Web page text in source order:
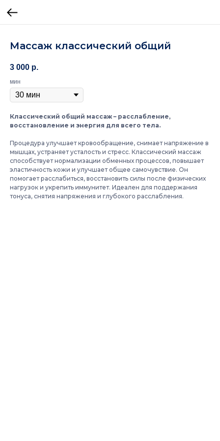
Массаж классический общий
3 000 р.
мин
Классический общий массаж – расслабление,
восстановление и энергия для всего тела.
Процедура улучшает кровообращение, снимает напряжение в
мышцах, устраняет усталость и стресс. Классический массаж
способствует нормализации обменных процессов, повышает
эластичность кожи и улучшает общее самочувствие. Он
помогает расслабиться, восстановить силы после физических
нагрузок и укрепить иммунитет. Идеален для поддержания
тонуса, снятия напряжения и глубокого расслабления.